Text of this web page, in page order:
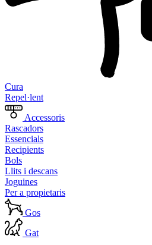
Cura
Repel·lent
Accessoris
Rascadors
Essencials
Recipients
Bols
Llits i descans
Joguines
Per a propietaris
Gos
Gat